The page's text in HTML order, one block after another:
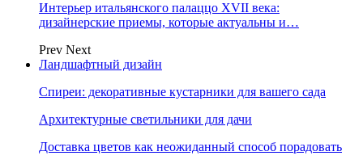
Интерьер итальянского палаццо XVII века:
дизайнерские приемы, которые актуальны и…
Prev Next
Ландшафтный дизайн
Спиреи: декоративные кустарники для вашего сада
Архитектурные светильники для дачи
Доставка цветов как неожиданный способ порадовать